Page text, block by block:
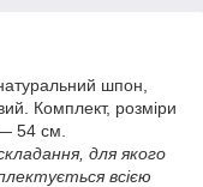
шпон,
Комплект, розміри
54 см.
для якого
всією